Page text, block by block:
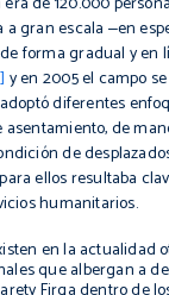
gran escala ‒en
forma gradual y en
y en 2005 el campo
diferentes
de
de
ellos resultaba
humanitarios.
en la actualidad
que albergan a